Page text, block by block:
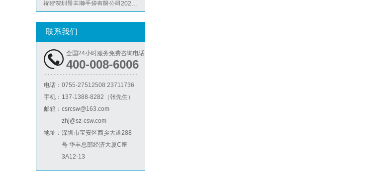
Lowe's劳氏验厂
BSCI验厂
祝贺越南达方电子科技有限责任公司2026年快速通过RBA-VAP审核并取得178分银牌
祝贺力特半导体（无锡）有限公司2026年快速通过RBA-VAP认证审核并取得170.2分
祝贺台湾JE HONG INTERNATIONAL TEXTILE CO., LTD 2026年快速通过GRS认证
祝贺立讯技术（越南）有限公司2026年快速通过RBA-VAP认证审核，斩获金牌评级！
联系我们
全国24小时服务免费咨询电话
400-008-6006
电话： 0755-27512508 23711736
手机： 137-1388-8282（张先生）
邮箱： csrcsw@163.com
zhj@sz-csw.com
地址： 深圳市宝安区西乡大道288
号 华丰总部经济大厦C座
3A12-13